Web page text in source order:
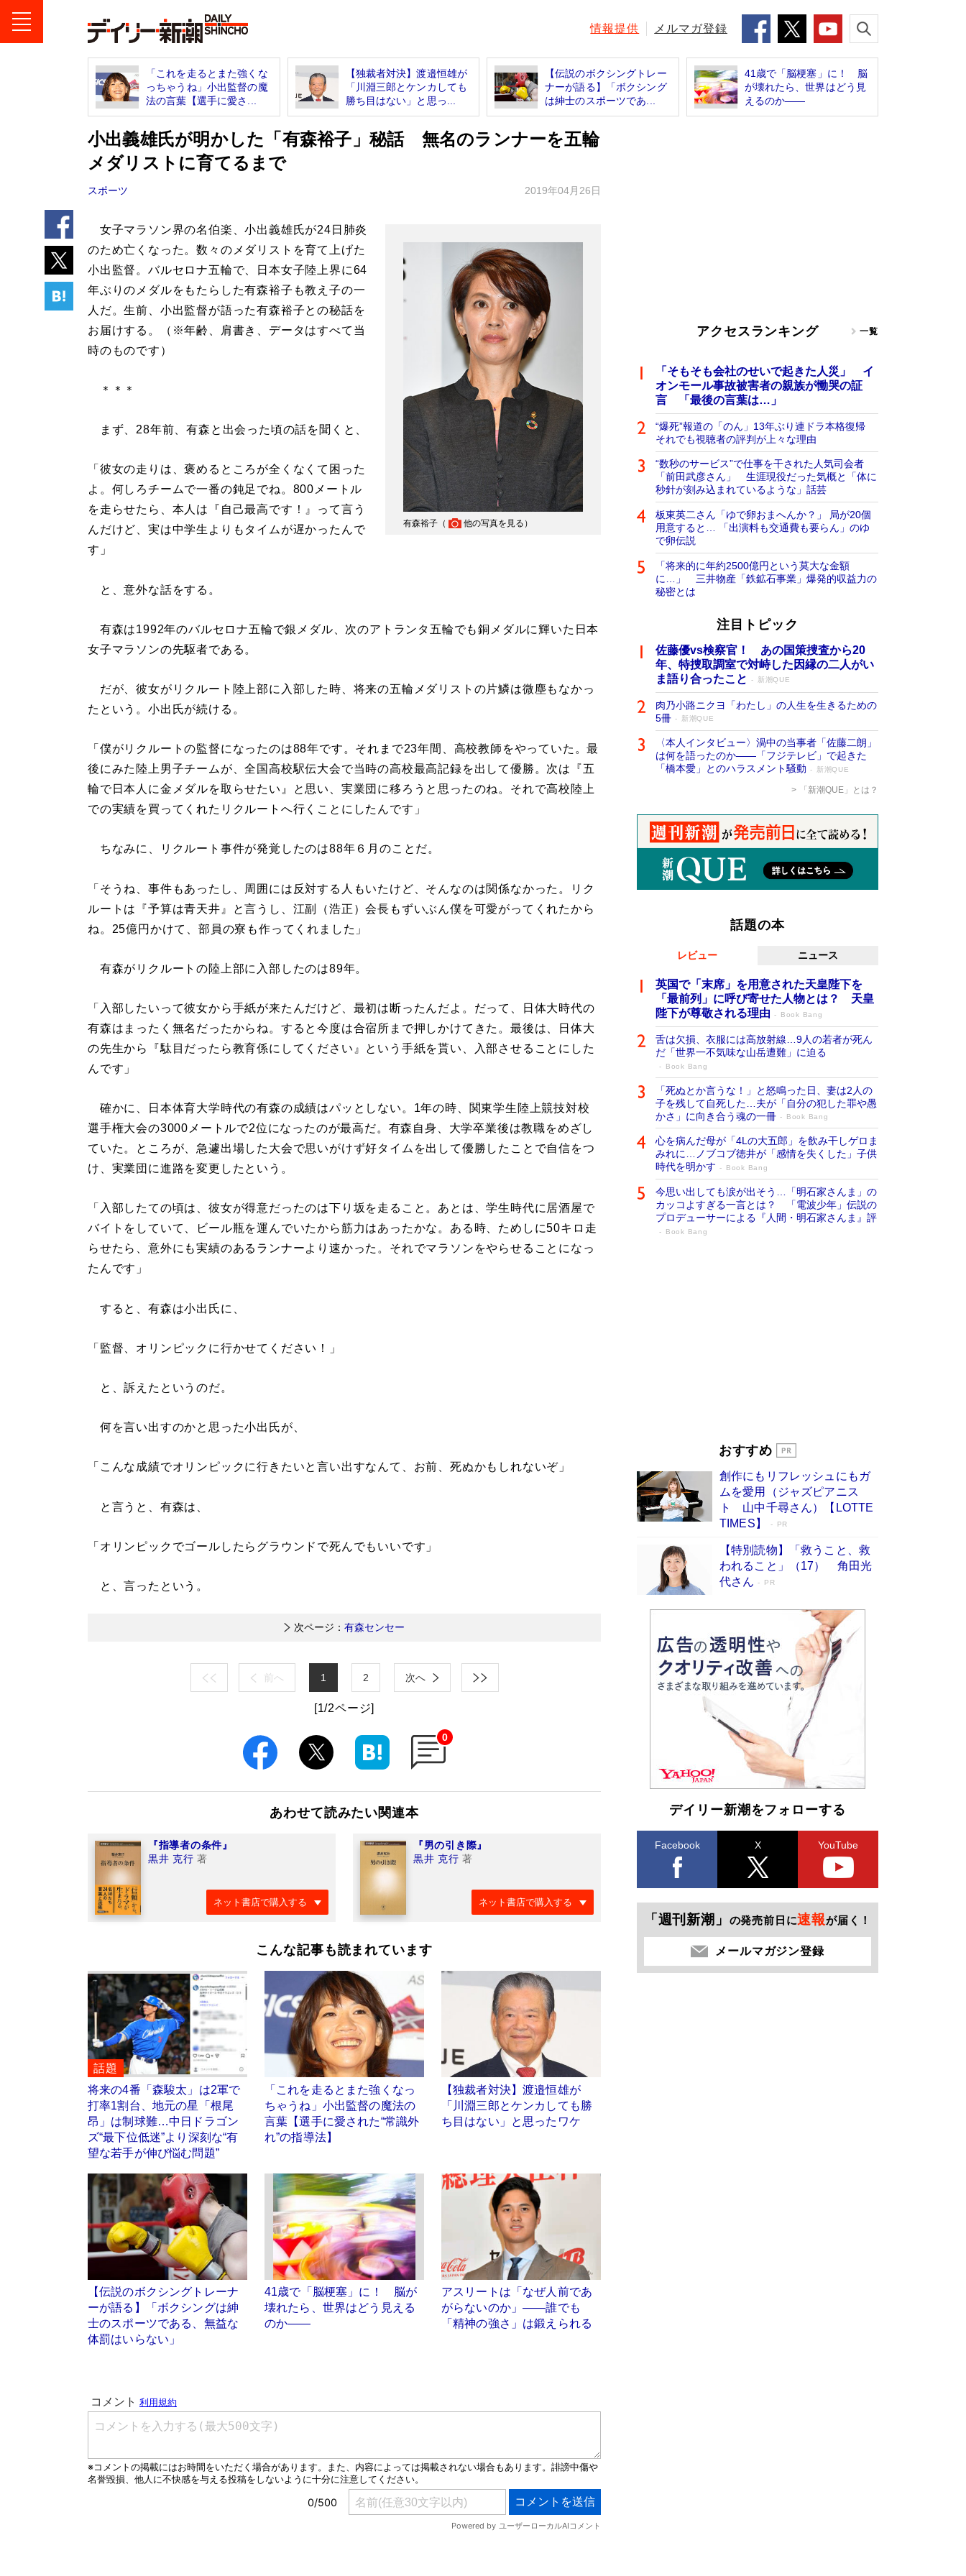
情報提供 メルマガ登録
「これを走るとまた強くな
っちゃうね」小出監督の魔
法の言葉【選手に愛さ...
【独裁者対決】渡邉恒雄が
「川淵三郎とケンカしても
勝ち目はない」と思っ...
【伝説のボクシングトレー
ナーが語る】「ボクシング
は紳士のスポーツであ...
41歳で「脳梗塞」に！ 脳
が壊れたら、世界はどう見
えるのか――
小出義雄氏が明かした「有森裕子」秘話 無名のランナーを五輪
メダリストに育てるまで
スポーツ 2019年04月26日
有森裕子（ 他の写真を見る ）
女子マラソン界の名伯楽、小出義雄氏が24日肺炎
のため亡くなった。数々のメダリストを育て上げた
小出監督。バルセロナ五輪で、日本女子陸上界に64
年ぶりのメダルをもたらした有森裕子も教え子の一
人だ。生前、小出監督が語った有森裕子との秘話を
お届けする。（※年齢、肩書き、データはすべて当
時のものです）
＊＊＊
まず、28年前、有森と出会った頃の話を聞くと、
「彼女の走りは、褒めるところが全くなくて困った
よ。何しろチームで一番の鈍足でね。800メートル
を走らせたら、本人は『自己最高です！』って言う
んだけど、実は中学生よりもタイムが遅かったんで
す」
と、意外な話をする。
有森は1992年のバルセロナ五輪で銀メダル、次のアトランタ五輪でも銅メダルに輝いた日本
女子マラソンの先駆者である。
だが、彼女がリクルート陸上部に入部した時、将来の五輪メダリストの片鱗は微塵もなかっ
たという。小出氏が続ける。
「僕がリクルートの監督になったのは88年です。それまで23年間、高校教師をやっていた。最
後にみた陸上男子チームが、全国高校駅伝大会で当時の高校最高記録を出して優勝。次は『五
輪で日本人に金メダルを取らせたい』と思い、実業団に移ろうと思ったのね。それで高校陸上
での実績を買ってくれたリクルートへ行くことにしたんです」
ちなみに、リクルート事件が発覚したのは88年６月のことだ。
「そうね、事件もあったし、周囲には反対する人もいたけど、そんなのは関係なかった。リク
ルートは『予算は青天井』と言うし、江副（浩正）会長もずいぶん僕を可愛がってくれたから
ね。25億円かけて、部員の寮も作ってくれました」
有森がリクルートの陸上部に入部したのは89年。
「入部したいって彼女から手紙が来たんだけど、最初は断ったんだよ。だって、日体大時代の
有森はまったく無名だったからね。すると今度は合宿所まで押しかけてきた。最後は、日体大
の先生から『駄目だったら教育係にしてください』という手紙を貰い、入部させることにした
んです」
確かに、日本体育大学時代の有森の成績はパッとしない。1年の時、関東学生陸上競技対校
選手権大会の3000メートルで2位になったのが最高だ。有森自身、大学卒業後は教職をめざし
ていた。ところが、急遽出場した大会で思いがけず好タイムを出して優勝したことで自信をつ
け、実業団に進路を変更したという。
「入部したての頃は、彼女が得意だったのは下り坂を走ること。あとは、学生時代に居酒屋で
バイトをしていて、ビール瓶を運んでいたから筋力はあったかな。ある時、ためしに50キロ走
らせたら、意外にも実績のあるランナーより速かった。それでマラソンをやらせることになっ
たんです」
すると、有森は小出氏に、
「監督、オリンピックに行かせてください！」
と、訴えたというのだ。
何を言い出すのかと思った小出氏が、
「こんな成績でオリンピックに行きたいと言い出すなんて、お前、死ぬかもしれないぞ」
と言うと、有森は、
「オリンピックでゴールしたらグラウンドで死んでもいいです」
と、言ったという。
次ページ： 有森センセー
前へ 1 2 次へ
[1/2ページ]
0
あわせて読みたい関連本
『指導者の条件』
黒井 克行 著
ネット書店で購入する
『男の引き際』
黒井 克行 著
ネット書店で購入する
こんな記事も読まれています
話題
将来の4番「森駿太」は2軍で
打率1割台、地元の星「根尾
昂」は制球難…中日ドラゴン
ズ“最下位低迷”より深刻な“有
望な若手が伸び悩む問題”
「これを走るとまた強くなっ
ちゃうね」小出監督の魔法の
言葉【選手に愛された“常識外
れ”の指導法】
【独裁者対決】渡邉恒雄が
「川淵三郎とケンカしても勝
ち目はない」と思ったワケ
【伝説のボクシングトレーナ
ーが語る】「ボクシングは紳
士のスポーツである、無益な
体罰はいらない」
41歳で「脳梗塞」に！ 脳が
壊れたら、世界はどう見える
のか――
アスリートは「なぜ人前であ
がらないのか」――誰でも
「精神の強さ」は鍛えられる
アクセスランキング 一覧
「そもそも会社のせいで起きた人災」 イ
オンモール事故被害者の親族が慟哭の証
言 「最後の言葉は…」
“爆死”報道の「のん」13年ぶり連ドラ本格復帰
それでも視聴者の評判が上々な理由
“数秒のサービス”で仕事を干された人気司会者
「前田武彦さん」 生涯現役だった気概と「体に
秒針が刻み込まれているような」話芸
板東英二さん「ゆで卵おまへんか？」 局が20個
用意すると… 「出演料も交通費も要らん」のゆ
で卵伝説
「将来的に年約2500億円という莫大な金額
に…」 三井物産「鉄鉱石事業」爆発的収益力の
秘密とは
注目トピック
佐藤優vs検察官！ あの国策捜査から20
年、特捜取調室で対峙した因縁の二人がい
ま語り合ったこと
新潮QUE
肉乃小路ニクヨ「わたし」の人生を生きるための
5冊
新潮QUE
〈本人インタビュー〉渦中の当事者「佐藤二朗」
は何を語ったのか――「フジテレビ」で起きた
「橋本愛」とのハラスメント騒動
新潮QUE
「新潮QUE」とは？
話題の本
レビュー ニュース
英国で「末席」を用意された天皇陛下を
「最前列」に呼び寄せた人物とは？ 天皇
陛下が尊敬される理由
Book Bang
舌は欠損、衣服には高放射線…9人の若者が死ん
だ「世界一不気味な山岳遭難」に迫る
Book Bang
「死ぬとか言うな！」と怒鳴った日、妻は2人の
子を残して自死した…夫が「自分の犯した罪や愚
かさ」に向き合う魂の一冊
Book Bang
心を病んだ母が「4Lの大五郎」を飲み干しゲロま
みれに…ノブコブ徳井が「感情を失くした」子供
時代を明かす
Book Bang
今思い出しても涙が出そう…「明石家さんま」の
カッコよすぎる一言とは？ 「電波少年」伝説の
プロデューサーによる『人間・明石家さんま』評
Book Bang
皇陛下はお元気でおられるか」がサウジ国王の第
東野圭吾、伊坂幸太郎の人気シリーズ最新作どち
らも文庫化 映画化された直木賞受賞作もランク
イン［文庫ベストセラー］
Book Bang
おすすめ
創作にもリフレッシュにもガ
ムを愛用（ジャズピアニス
ト 山中千尋さん）【LOTTE
TIMES】
PR
【特別読物】「救うこと、救
われること」（17） 角田光
代さん
PR
デイリー新潮をフォローする
Facebook X YouTube
「週刊新潮」 の発売前日に速報が届く！
メールマガジン登録